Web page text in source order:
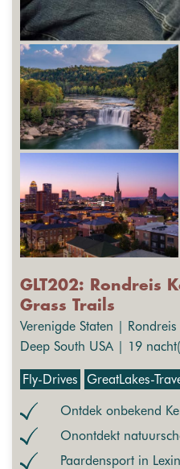
GLT202: Rondreis
Grass Trails
Verenigde Staten |
Deep South USA | 19
Fly-Drives GreatLakes-
Ontdek onbekend
Onontdekt
Paardensport in